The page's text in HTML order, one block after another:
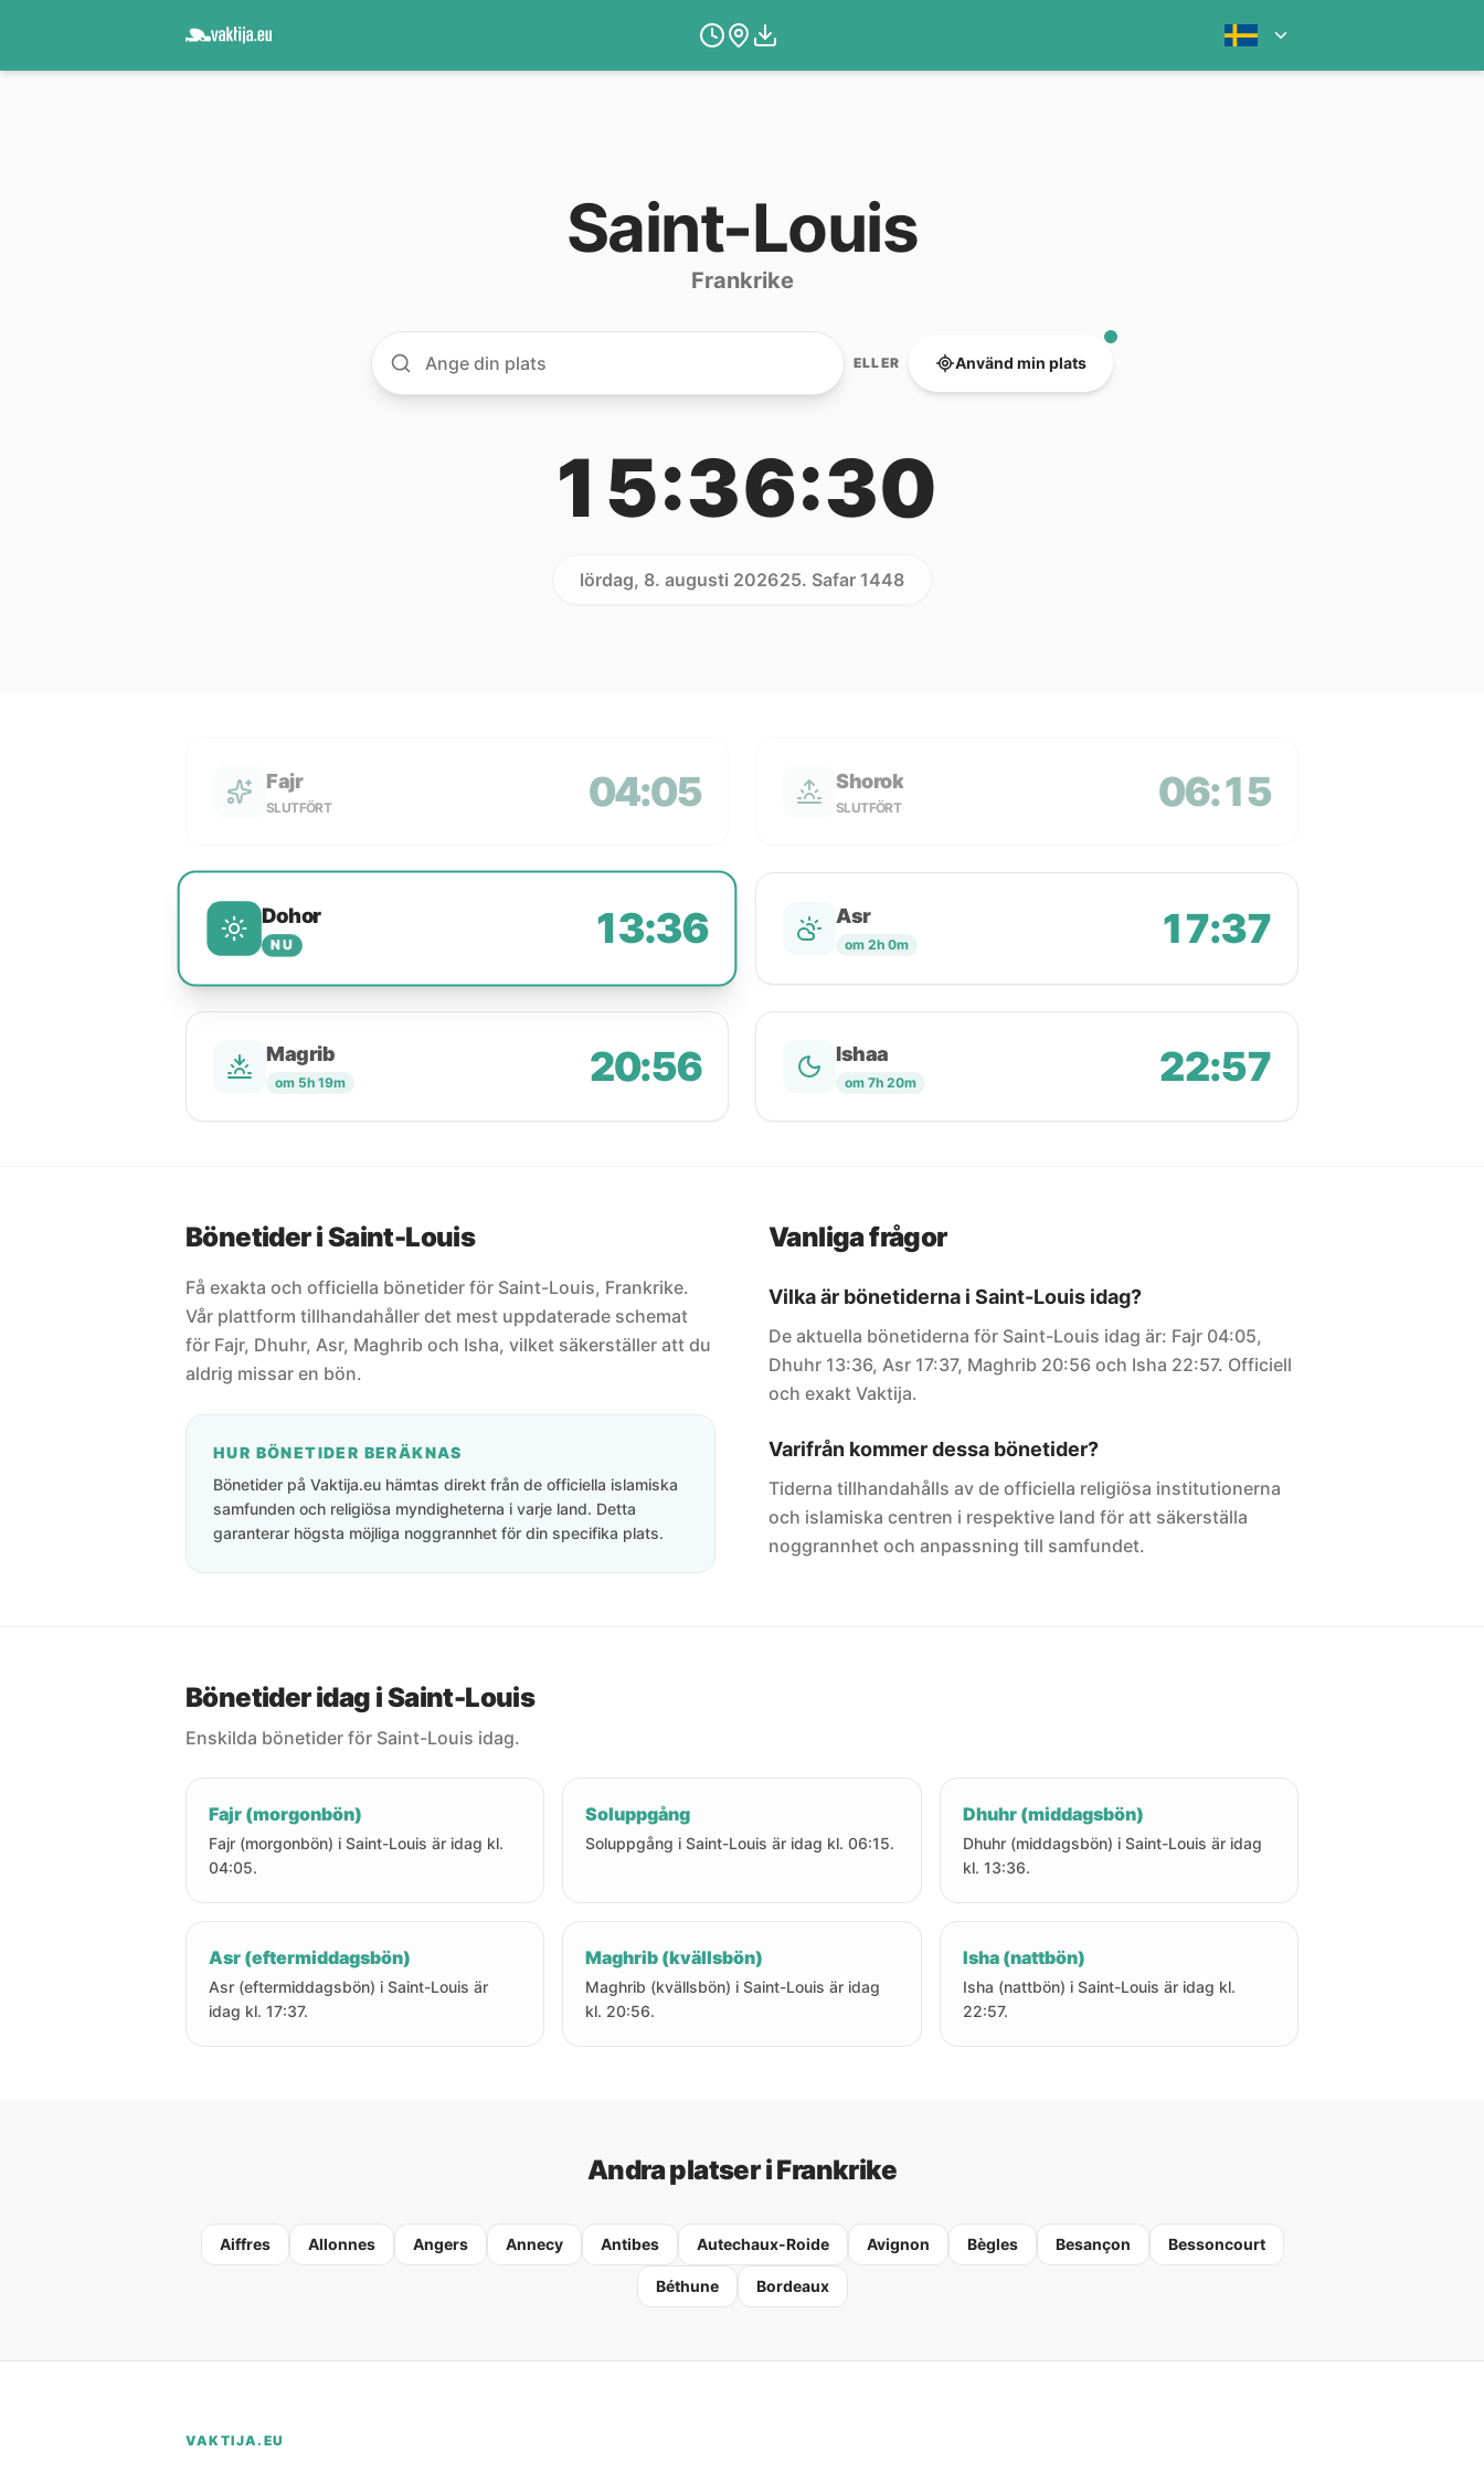
Saint-Louis
Frankrike
ELLER Använd min plats
15:36:30
lördag, 8. augusti 202625. Safar 1448
Fajr
SLUTFÖRT 04:05 Shorok
SLUTFÖRT 06:15
Dohor
NU 13:36 Asr
om 2h 0m 17:37
Magrib
om 5h 19m 20:56 Ishaa
om 7h 20m 22:57
Bönetider i Saint-Louis
Få exakta och officiella bönetider för Saint-Louis, Frankrike.
Vår plattform tillhandahåller det mest uppdaterade schemat
för Fajr, Dhuhr, Asr, Maghrib och Isha, vilket säkerställer att du
aldrig missar en bön.
HUR BÖNETIDER BERÄKNAS
Bönetider på Vaktija.eu hämtas direkt från de officiella islamiska
samfunden och religiösa myndigheterna i varje land. Detta
garanterar högsta möjliga noggrannhet för din specifika plats.
Vanliga frågor
Vilka är bönetiderna i Saint-Louis idag?
De aktuella bönetiderna för Saint-Louis idag är: Fajr 04:05,
Dhuhr 13:36, Asr 17:37, Maghrib 20:56 och Isha 22:57. Officiell
och exakt Vaktija.
Varifrån kommer dessa bönetider?
Tiderna tillhandahålls av de officiella religiösa institutionerna
och islamiska centren i respektive land för att säkerställa
noggrannhet och anpassning till samfundet.
Bönetider idag i Saint-Louis
Enskilda bönetider för Saint-Louis idag.
Fajr (morgonbön)
Fajr (morgonbön) i Saint-Louis är idag kl.
04:05.
Soluppgång
Soluppgång i Saint-Louis är idag kl. 06:15.
Dhuhr (middagsbön)
Dhuhr (middagsbön) i Saint-Louis är idag
kl. 13:36.
Asr (eftermiddagsbön)
Asr (eftermiddagsbön) i Saint-Louis är
idag kl. 17:37.
Maghrib (kvällsbön)
Maghrib (kvällsbön) i Saint-Louis är idag
kl. 20:56.
Isha (nattbön)
Isha (nattbön) i Saint-Louis är idag kl.
22:57.
Andra platser i Frankrike
Aiffres Allonnes Angers Annecy Antibes Autechaux-Roide Avignon Bègles Besançon Bessoncourt
Béthune Bordeaux
VAKTIJA.EU